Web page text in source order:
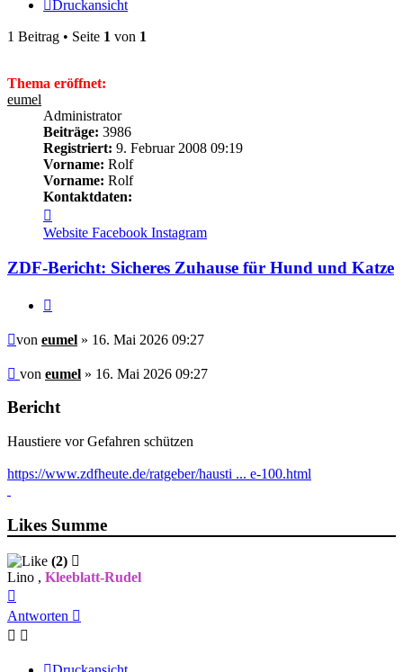
Druckansicht
1 Beitrag • Seite 1 von 1
Thema eröffnet:
eumel
Administrator
Beiträge: 3986
Registriert: 9. Februar 2008 09:19
Vorname: Rolf
Vorname: Rolf
Kontaktdaten:
von
eumel
Website Facebook Instagram
ZDF-Bericht: Sicheres Zuhause für Hund und Katze
Beitrag
von eumel » 16. Mai 2026 09:27
Beitrag
von eumel » 16. Mai 2026 09:27
Bericht
Haustiere vor Gefahren schützen
https://www.zdfheute.de/ratgeber/hausti ... e-100.html
Likes Summe
(2)
Lino , Kleeblatt-Rudel
oben
Antworten